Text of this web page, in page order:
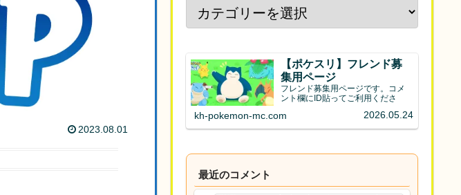
2023.08.01
【ポケスリ】フレンド募
集用ページ
フレンド募集用ページです。コメ
ント欄にID貼ってご利用くださ
kh-pokemon-mc.com 2026.05.24
最近のコメント